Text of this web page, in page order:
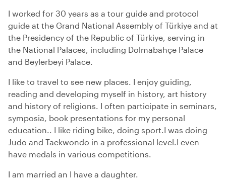
I worked for 30 years as a tour guide and protocol
guide at the Grand National Assembly of Türkiye and at
the Presidency of the Republic of Türkiye, serving in
the National Palaces, including Dolmabahçe Palace
and Beylerbeyi Palace.
I like to travel to see new places. I enjoy guiding,
reading and developing myself in history, art history
and history of religions. I often participate in seminars,
symposia, book presentations for my personal
education.. I like riding bike, doing sport.I was doing
Judo and Taekwondo in a professional level.I even
have medals in various competitions.
I am married an I have a daughter.